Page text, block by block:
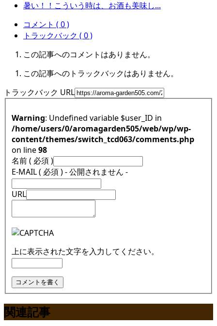
暑い！！こういう時は、お酒も美味し...
コメント ( 0 )
トラックバック ( 0 )
この記事へのコメントはありません。
この記事へのトラックバックはありません。
トラックバック URL
Warning : Undefined variable $user_ID in
/home/users/0/aromagarden505/web/wp/wp-
content/themes/switch_tcd063/comments.php
on line98
名前 ( 必須 )
E-MAIL ( 必須 ) - 公開されません -
URL
上に表示された文字を入力してください。
関連記事